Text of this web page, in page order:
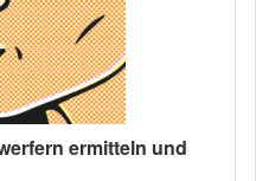
ermitteln und